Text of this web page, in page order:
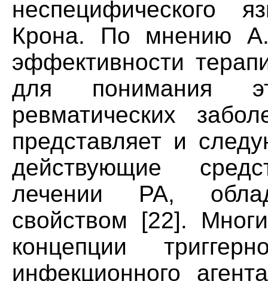
неспецифического
Крона. По мнению
эффективности
для понимания
ревматических
представляет и
действующие
лечении РА,
свойством [22].
концепции
инфекционного